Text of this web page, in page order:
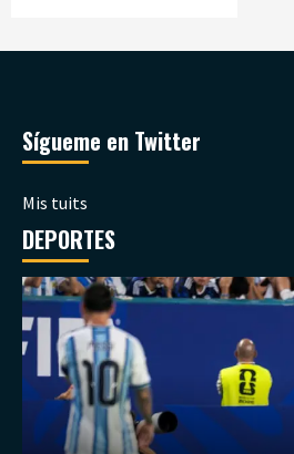
Sígueme en Twitter
Mis tuits
DEPORTES